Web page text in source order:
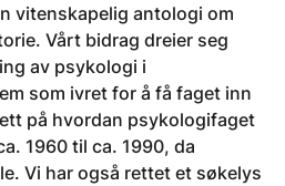
vitenskapelig antologi om
Vårt bidrag dreier seg
av psykologi i
som ivret for å få faget inn
på hvordan psykologifaget
1960 til ca. 1990, da
Vi har også rettet et søkelys